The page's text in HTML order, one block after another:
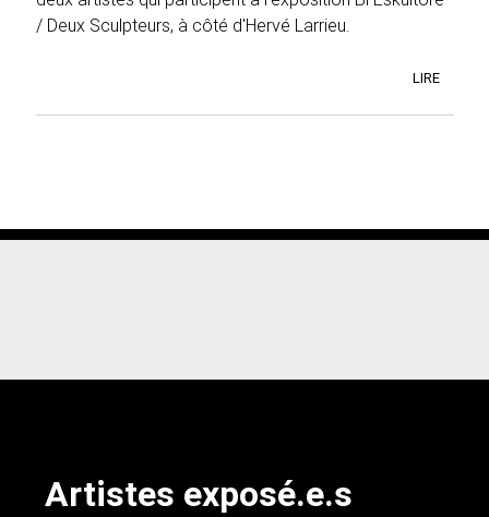
/ Deux Sculpteurs, à côté d'Hervé Larrieu.
LIRE
Artistes exposé.e.s